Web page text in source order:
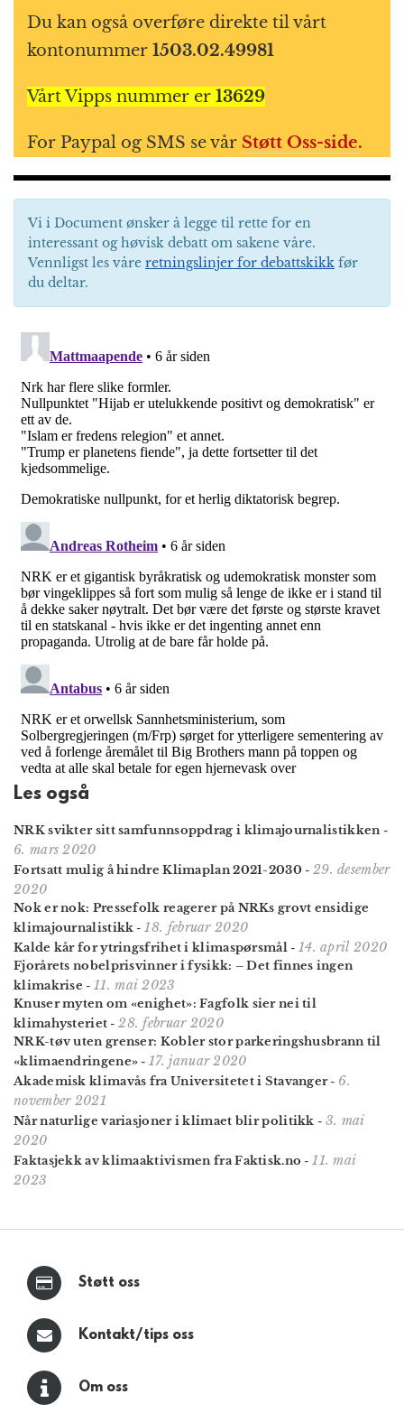
Du kan også overføre direkte til vårt
kontonummer 1503.02.49981
Vårt Vipps nummer er 13629
For Paypal og SMS se vår Støtt Oss-side.
Vi i Document ønsker å legge til rette for en
interessant og høvisk debatt om sakene våre.
Vennligst les våre retningslinjer for debattskikk før
du deltar.
Les også
NRK svikter sitt samfunns­oppdrag i klima­journalistikken-
6. mars 2020
Fortsatt mulig å hindre Klimaplan 2021-2030- 29. desember
2020
Nok er nok: Pressefolk reagerer på NRKs grovt ensidige
klimajournalistikk -18. februar 2020
Kalde kår for ytringsfrihet i klimaspørsmål- 14. april 2020
Fjorårets nobel­pris­vinner i fysikk: – Det finnes ingen
klima­krise - 11. mai 2023
Knuser myten om «enighet»: Fagfolk sier nei til
klimahysteriet -28. februar 2020
NRK-tøv uten grenser: Kobler stor parkeringshusbrann til
«klimaendringene» -17. januar 2020
Akademisk klimavås fra Universitetet i Stavanger- 6.
november 2021
Når naturlige variasjoner i klimaet blir politikk - 3. mai
2020
Faktasjekk av klima­aktivismen fra Faktisk.no -11. mai
2023
Støtt oss
Kontakt/tips oss
Om oss